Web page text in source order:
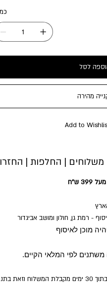
לסל
מהירה
Add to
משלוחים | החלפות |
ש"ח
- רמת גן, חולון ומושב אביגדור
מוכן לאיסוף
משתנים לפי המלאי הקיים.
ניתן להחליף פריט שנרכש באתר בתוך 30 ימים מקבלת המשלוח וזאת